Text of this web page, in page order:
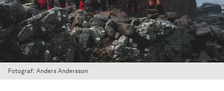
Fotograf: Anders Andersson